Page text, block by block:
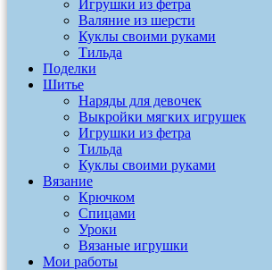
Игрушки из фетра
Валяние из шерсти
Куклы своими руками
Тильда
Поделки
Шитье
Наряды для девочек
Выкройки мягких игрушек
Игрушки из фетра
Тильда
Куклы своими руками
Вязание
Крючком
Спицами
Уроки
Вязаные игрушки
Мои работы